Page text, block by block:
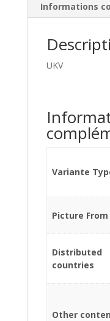
Informations
UKV
Variante
Picture From
Distributed
countries
Other